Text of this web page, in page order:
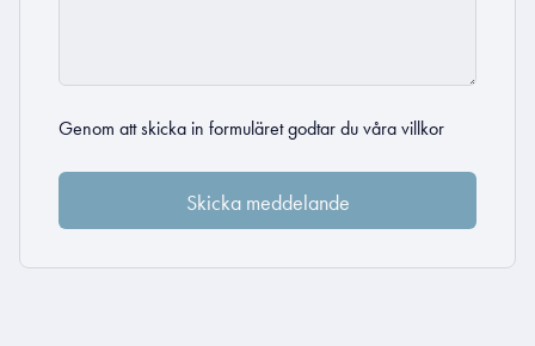
Genom att skicka in formuläret godtar du våra villkor